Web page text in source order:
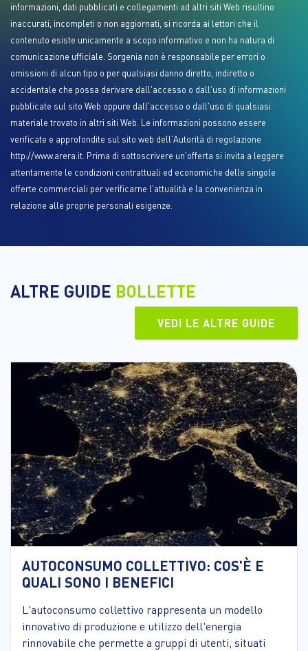
informazioni, dati pubblicati e collegamenti ad altri siti Web risultino
inaccurati, incompleti o non aggiornati, si ricorda ai lettori che il
contenuto esiste unicamente a scopo informativo e non ha natura di
comunicazione ufficiale. Sorgenia non è responsabile per errori o
omissioni di alcun tipo o per qualsiasi danno diretto, indiretto o
accidentale che possa derivare dall'accesso o dall'uso di informazioni
pubblicate sul sito Web oppure dall'accesso o dall'uso di qualsiasi
materiale trovato in altri siti Web. Le informazioni possono essere
verificate e approfondite sul sito web dell'Autorità di regolazione
http://www.arera.it. Prima di sottoscrivere un'offerta si invita a leggere
attentamente le condizioni contrattuali ed economiche delle singole
offerte commerciali per verificarne l'attualità e la convenienza in
relazione alle proprie personali esigenze.
ALTRE GUIDE BOLLETTE
VEDI LE ALTRE GUIDE
AUTOCONSUMO COLLETTIVO: COS'È E
QUALI SONO I BENEFICI
L'autoconsumo collettivo rappresenta un modello
innovativo di produzione e utilizzo dell'energia
rinnovabile che permette a gruppi di utenti, situati